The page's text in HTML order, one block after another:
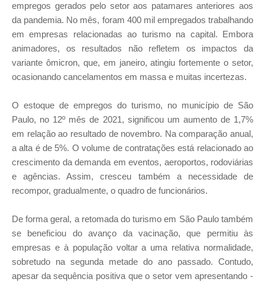
empregos gerados pelo setor aos patamares anteriores aos
da pandemia. No mês, foram 400 mil empregados trabalhando
em empresas relacionadas ao turismo na capital. Embora
animadores, os resultados não refletem os impactos da
variante ômicron, que, em janeiro, atingiu fortemente o setor,
ocasionando cancelamentos em massa e muitas incertezas.
O estoque de empregos do turismo, no município de São
Paulo, no 12º mês de 2021, significou um aumento de 1,7%
em relação ao resultado de novembro. Na comparação anual,
a alta é de 5%. O volume de contratações está relacionado ao
crescimento da demanda em eventos, aeroportos, rodoviárias
e agências. Assim, cresceu também a necessidade de
recompor, gradualmente, o quadro de funcionários.
De forma geral, a retomada do turismo em São Paulo também
se beneficiou do avanço da vacinação, que permitiu às
empresas e à população voltar a uma relativa normalidade,
sobretudo na segunda metade do ano passado. Contudo,
apesar da sequência positiva que o setor vem apresentando -